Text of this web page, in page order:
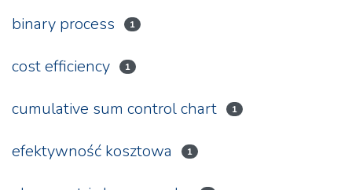
binary process 1
cost efficiency 1
cumulative sum control chart 1
efektywność kosztowa 1